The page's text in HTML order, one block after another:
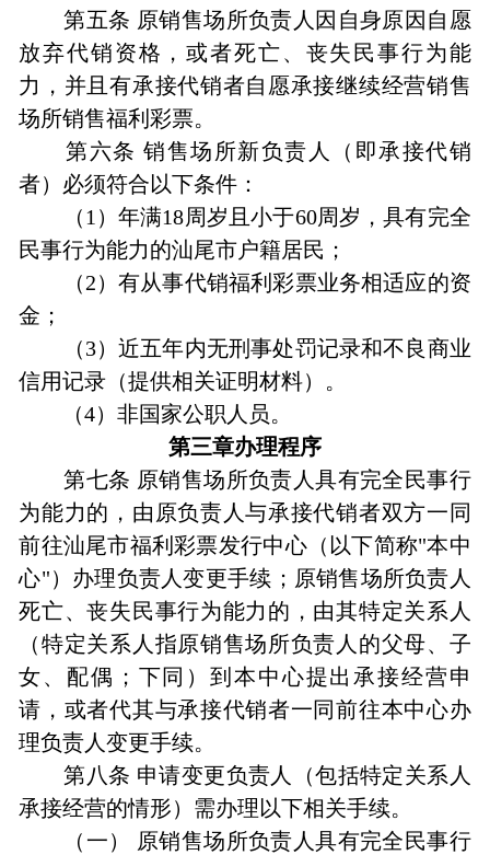
第五条 原销售场所负责人因自身原因自愿
放弃代销资格，或者死亡、丧失民事行为能
力，并且有承接代销者自愿承接继续经营销售
场所销售福利彩票。
第六条 销售场所新负责人（即承接代销
者）必须符合以下条件：
（1）年满18周岁且小于60周岁，具有完全
民事行为能力的汕尾市户籍居民；
（2）有从事代销福利彩票业务相适应的资
金；
（3）近五年内无刑事处罚记录和不良商业
信用记录（提供相关证明材料）。
（4）非国家公职人员。
第三章办理程序
第七条 原销售场所负责人具有完全民事行
为能力的，由原负责人与承接代销者双方一同
前往汕尾市福利彩票发行中心（以下简称"本中
心"）办理负责人变更手续；原销售场所负责人
死亡、丧失民事行为能力的，由其特定关系人
（特定关系人指原销售场所负责人的父母、子
女、配偶；下同）到本中心提出承接经营申
请，或者代其与承接代销者一同前往本中心办
理负责人变更手续。
第八条 申请变更负责人（包括特定关系人
承接经营的情形）需办理以下相关手续。
（一） 原销售场所负责人具有完全民事行